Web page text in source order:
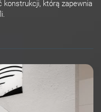
którą zapewnia